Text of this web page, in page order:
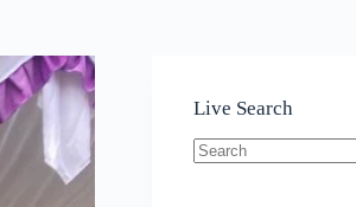
Live Search